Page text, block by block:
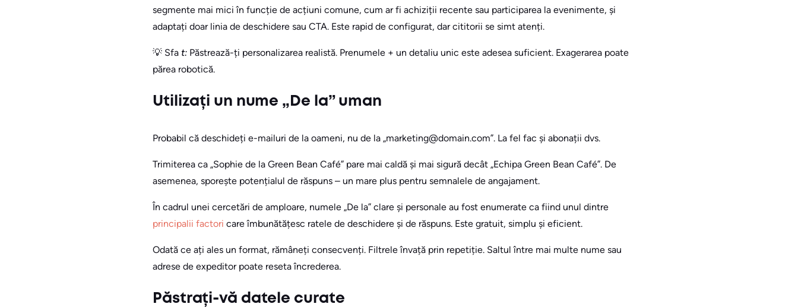
segmente mai mici în funcție de acțiuni comune, cum ar fi achiziții recente sau participarea la evenimente, și
adaptați doar linia de deschidere sau CTA. Este rapid de configurat, dar cititorii se simt atenți.
💡 Sfa t: Păstrează-ți personalizarea realistă. Prenumele + un detaliu unic este adesea suficient. Exagerarea poate
părea robotică.
Utilizați un nume „De la” uman
Probabil că deschideți e-mailuri de la oameni, nu de la „marketing@domain.com”. La fel fac și abonații dvs.
Trimiterea ca „Sophie de la Green Bean Café” pare mai caldă și mai sigură decât „Echipa Green Bean Café”. De
asemenea, sporește potențialul de răspuns – un mare plus pentru semnalele de angajament.
În cadrul unei cercetări de amploare, numele „De la” clare și personale au fost enumerate ca fiind unul dintre
principalii factori care îmbunătățesc ratele de deschidere și de răspuns. Este gratuit, simplu și eficient.
Odată ce ați ales un format, rămâneți consecvenți. Filtrele învață prin repetiție. Saltul între mai multe nume sau
adrese de expeditor poate reseta încrederea.
Păstrați-vă datele curate